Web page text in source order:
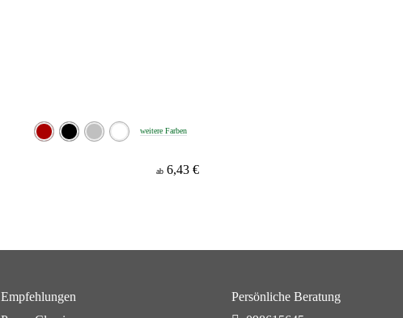
weitere Farben
ab 6,43 €
Empfehlungen
Persönliche Beratung